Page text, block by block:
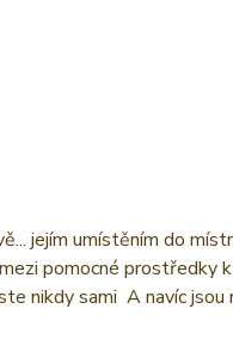
jejím umístěním do
pomocné prostředky
nikdy sami A navíc jsou